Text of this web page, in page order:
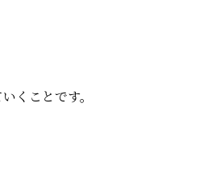
くことです。